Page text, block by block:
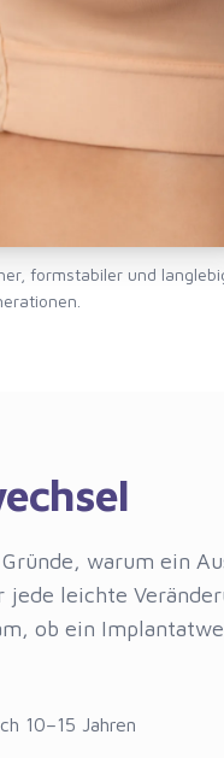
formstabiler und
warum ein
leichte
ob ein
10–15 Jahren